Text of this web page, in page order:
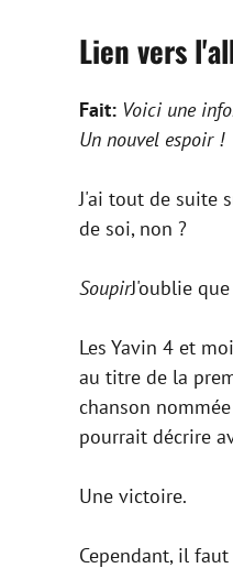
Lien vers
Fait: Voici une
Un nouvel espoir !
J'ai tout de suite
de soi, non ?
SoupirJ'oublie
Les Yavin 4 et
au titre de la
chanson
pourrait décrire
Une victoire.
Cependant, il